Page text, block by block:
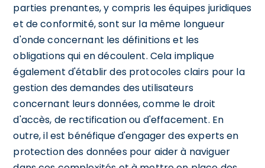
parties prenantes, y compris les équipes juridiques
et de conformité, sont sur la même longueur
d'onde concernant les définitions et les
obligations qui en découlent. Cela implique
également d'établir des protocoles clairs pour la
gestion des demandes des utilisateurs
concernant leurs données, comme le droit
d'accès, de rectification ou d'effacement. En
outre, il est bénéfique d'engager des experts en
protection des données pour aider à naviguer